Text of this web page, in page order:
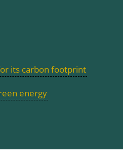
its carbon footprint
energy